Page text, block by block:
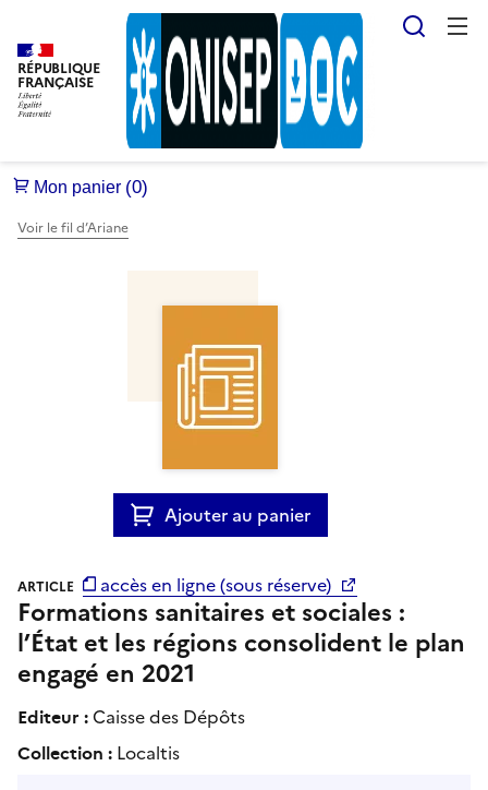
RÉPUBLIQUE
FRANÇAISE
Voir le fil d’Ariane
Ajouter au panier
accès en ligne (sous réserve)
ARTICLE
Formations sanitaires et sociales :
l’État et les régions consolident le plan
engagé en 2021
Editeur : Caisse des Dépôts
Collection : Localtis